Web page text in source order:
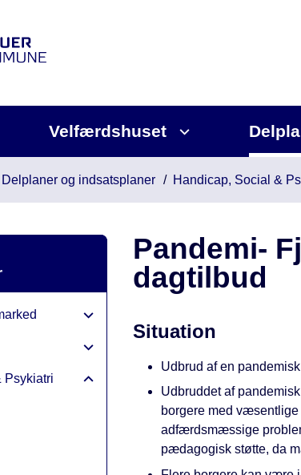
Velfærdshuset
Delplaner og indsatsplaner Handicap, Social &
Psykiatri
Pandemi-
dagtilbud
Situation
Udbrud af en
Udbruddet af
borgere med
adfærdsmæssige
pædagogisk støtte, da